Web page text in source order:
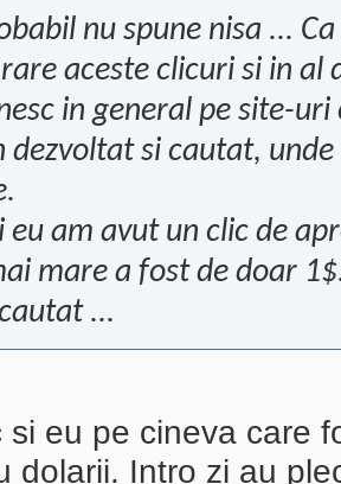
nu spune nisa ...
aceste clicuri si in al
in general pe site-
dezvoltat si cautat,
eu am avut un clic de
mare a fost de doar
...
si eu pe cineva care
dolarii. Intro zi au